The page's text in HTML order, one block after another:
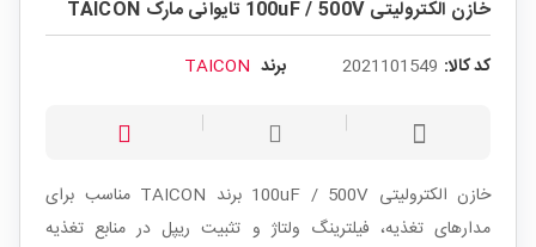
خازن الکترولیتی 100uF / 500V تایوانی مارک TAICON
کد کالا: 2021101549 برند TAICON
خازن الکترولیتی 100uF / 500V برند TAICON مناسب برای
مدارهای تغذیه، فیلترینگ ولتاژ و تثبیت ریپل در منابع تغذیه